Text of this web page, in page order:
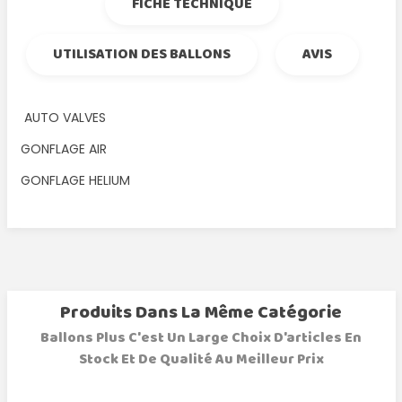
UTILISATION DES BALLONS
AVIS
AUTO VALVES
GONFLAGE AIR
GONFLAGE HELIUM
Produits Dans La Même Catégorie
Ballons Plus C'est Un Large Choix D'articles En
Stock Et De Qualité Au Meilleur Prix